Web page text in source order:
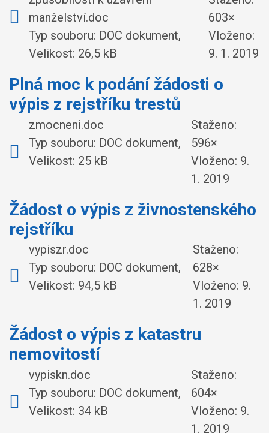
manželství.doc
Typ souboru: DOC dokument,
Velikost: 26,5 kB
603×
Vloženo:
9. 1. 2019
Plná moc k podání žádosti o
výpis z rejstříku trestů
zmocneni.doc
Typ souboru: DOC dokument,
Velikost: 25 kB
Staženo:
596×
Vloženo: 9.
1. 2019
Žádost o výpis z živnostenského
rejstříku
vypiszr.doc
Typ souboru: DOC dokument,
Velikost: 94,5 kB
Staženo:
628×
Vloženo: 9.
1. 2019
Žádost o výpis z katastru
nemovitostí
vypiskn.doc
Typ souboru: DOC dokument,
Velikost: 34 kB
Staženo:
604×
Vloženo: 9.
1. 2019